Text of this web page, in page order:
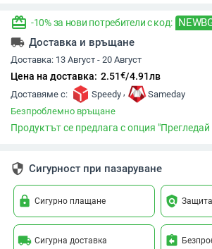
redeem -10% за нови потребители с код:
local_shipping Доставка и връщане
Доставка: 13 Август - 20 Август
Цена на доставка: 2.51€/4.91лв
Доставяме с: Speedy ,
Sameday
Безпроблемно връщане
Продуктът се предлага с опция
security Сигурност при пазаруване
lock Сигурно плащане policy
local_shipping Сигурна доставка assignment_return